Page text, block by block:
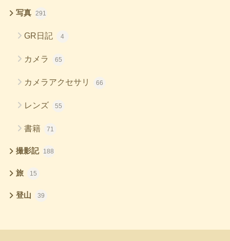
写真 291
GR日記 4
カメラ 65
カメラアクセサリ 66
レンズ 55
書籍 71
撮影記 188
旅 15
登山 39